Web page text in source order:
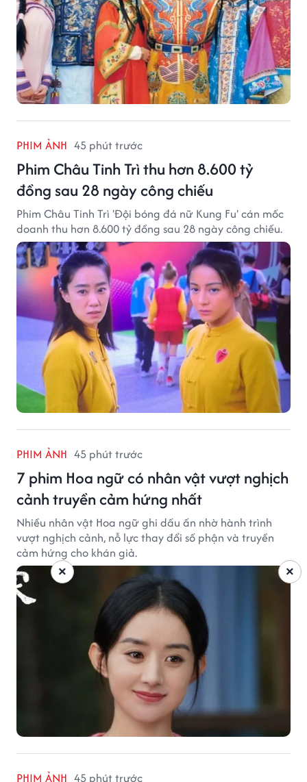
PHIM ẢNH 45 phút trước
Phim Châu Tinh Trì thu hơn 8.600 tỷ
đồng sau 28 ngày công chiếu
Phim Châu Tinh Trì 'Đội bóng đá nữ Kung Fu' cán mốc
doanh thu hơn 8.600 tỷ đồng sau 28 ngày công chiếu.
PHIM ẢNH 45 phút trước
7 phim Hoa ngữ có nhân vật vượt nghịch
cảnh truyền cảm hứng nhất
Nhiều nhân vật Hoa ngữ ghi dấu ấn nhờ hành trình
vượt nghịch cảnh, nỗ lực thay đổi số phận và truyền
cảm hứng cho khán giả.
PHIM ẢNH 45 phút trước
×
×